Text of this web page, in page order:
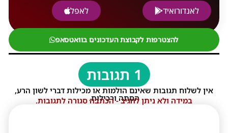
לאנדורואיד
לאפל
להצטרפות לקבוצת העדכונים בוואטסאפ
1 תגובות
אין לשלוח תגובות שאינם הולמות או מכילות דברי לשון הרע,
הסתה ורכילות.
במידה ולא ניתן להגיב - הכתבה סגורה לתגובות.